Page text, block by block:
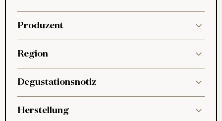
Produzent
Region
Degustationsnotiz
Herstellung